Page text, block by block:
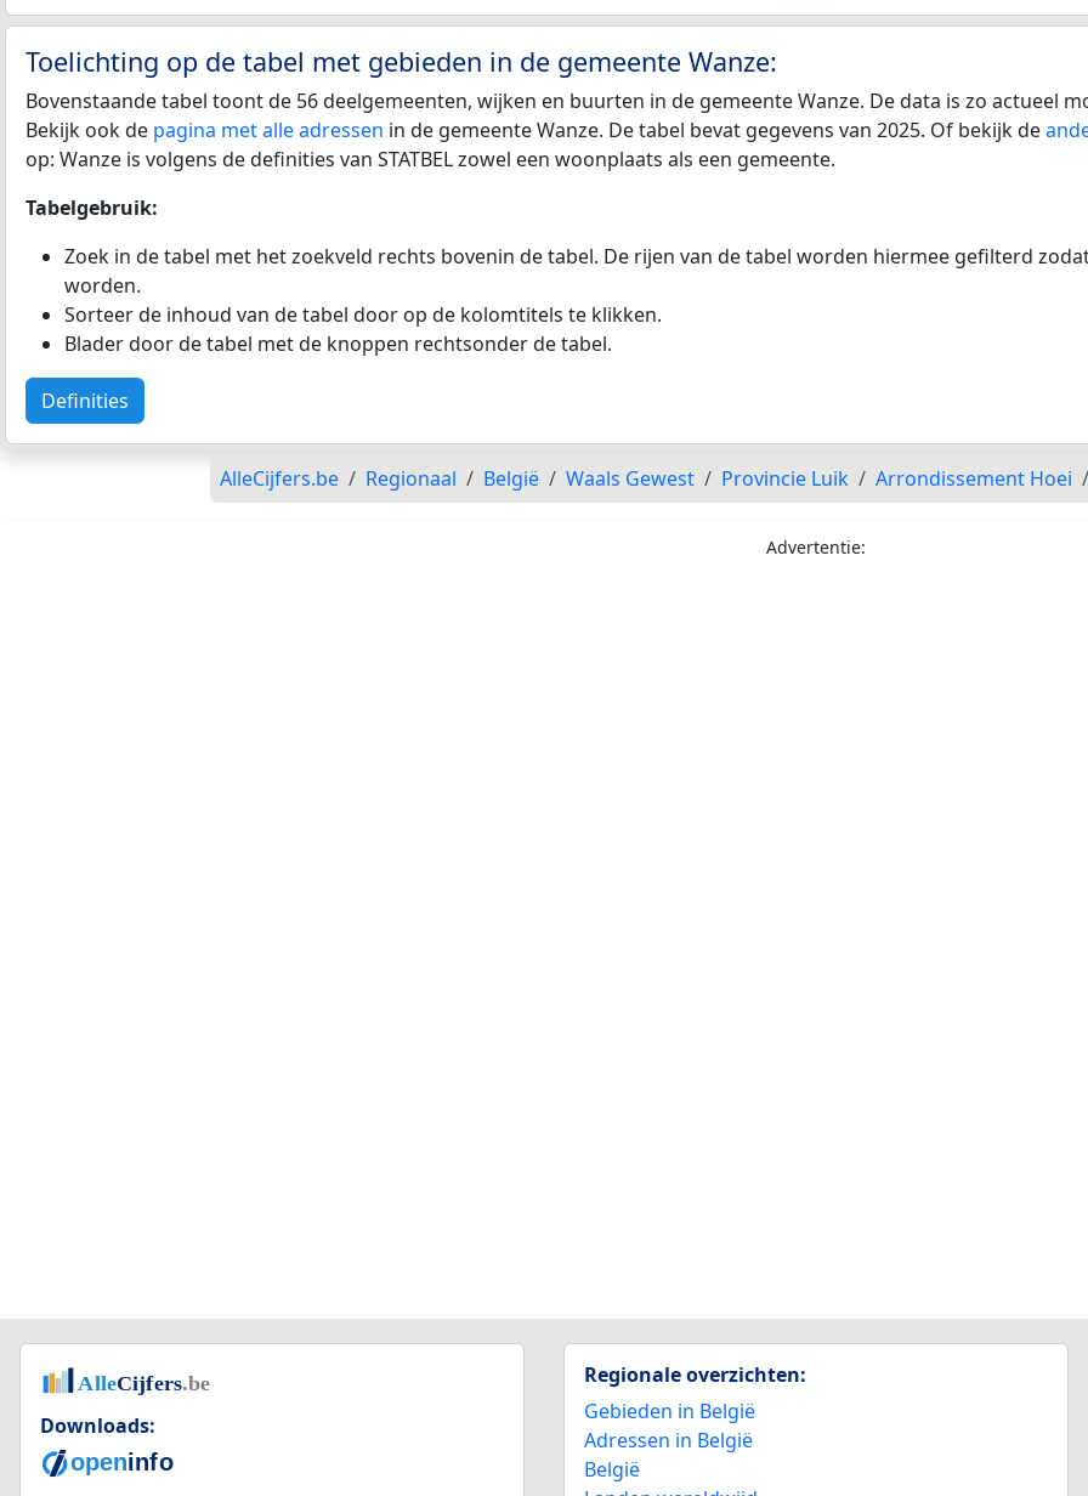
Toelichting op de tabel met gebieden in de gemeente Wanze:
Bovenstaande tabel toont de 56 deelgemeenten, wijken en buurten in de gemeente Wanze. De data is zo actueel
Bekijk ook de pagina met alle adressen in de gemeente Wanze. De tabel bevat gegevens van 2025. Of bekijk de
op: Wanze is volgens de definities van STATBEL zowel een woonplaats als een gemeente.
Tabelgebruik:
Zoek in de tabel met het zoekveld rechts bovenin de tabel. De rijen van de tabel worden hiermee gefilterd
worden.
Sorteer de inhoud van de tabel door op de kolomtitels te klikken.
Blader door de tabel met de knoppen rechtsonder de tabel.
Definities
AlleCijfers.be Regionaal België Waals Gewest Provincie Luik Arrondissement Hoei
Advertentie:
Downloads:
Regionale overzichten:
Gebieden in België
Adressen in België
België